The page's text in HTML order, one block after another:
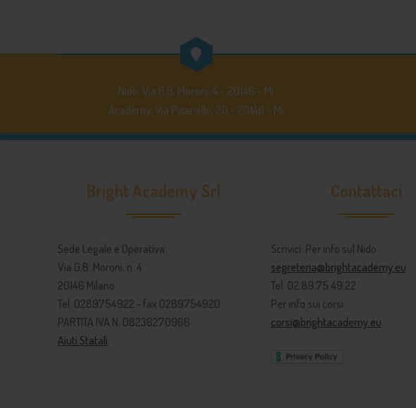
Nido: Via G.B. Moroni, 4 - 20146 - Mi
Academy: Via Pisanello, 20 - 20146 - Mi
Bright Academy Srl
Sede Legale e Operativa:
Via G.B. Moroni, n. 4
20146 Milano
Tel. 0289754922 - fax 0289754920
PARTITA IVA N. 08236270966
Aiuti Statali
Contattaci
Scrivici: Per info sul Nido
segreteria@brightacademy.eu
Tel. 02.89.75.49.22
Per info sui corsi
corsi@brightacademy.eu